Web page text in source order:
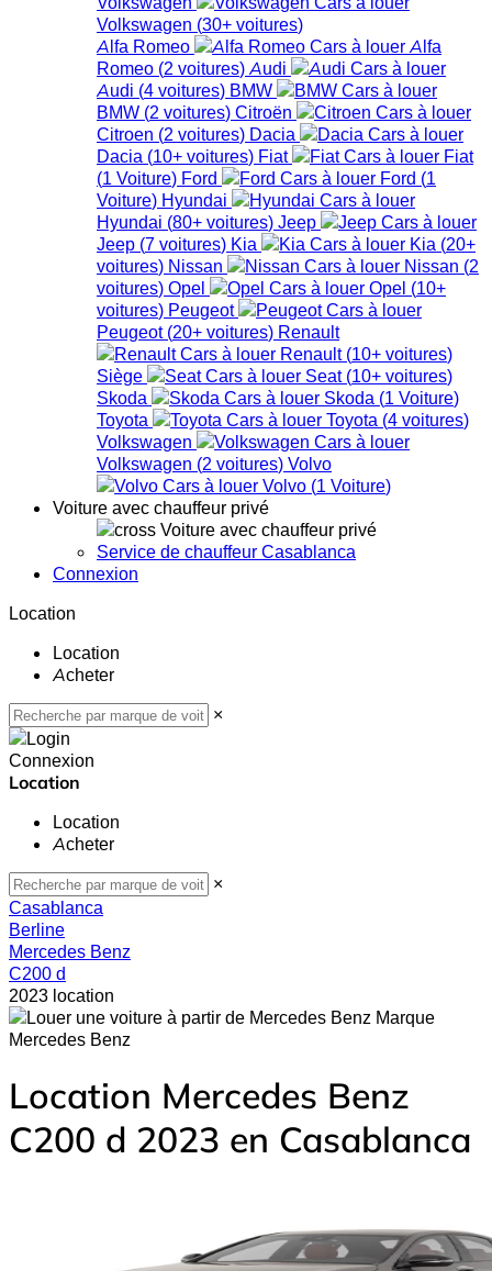
Volkswagen (30+ voitures)
Alfa Romeo
Alfa
Romeo (2 voitures) Audi
Audi (4 voitures) BMW
BMW (2 voitures) Citroën
Citroen (2 voitures) Dacia
Dacia (10+ voitures) Fiat
Fiat
(1 Voiture) Ford Ford (1
Voiture) Hyundai
Hyundai (80+ voitures) Jeep
Jeep (7 voitures) Kia Kia (20+
voitures) Nissan Nissan (2
voitures) Opel Opel (10+
voitures) Peugeot
Peugeot (20+ voitures) Renault
Renault (10+ voitures)
Siège
Seat (10+ voitures)
Skoda
Skoda (1 Voiture)
Toyota
Toyota (4 voitures)
Volkswagen
Volkswagen (2 voitures) Volvo
Volvo (1 Voiture)
Voiture avec chauffeur privé
Voiture avec chauffeur privé
Service de chauffeur Casablanca
Connexion
Location
Location
Acheter
×
Connexion
Location
Location
Acheter
×
Casablanca
Berline
Mercedes Benz
C200 d
2023 location
Mercedes Benz
Location Mercedes Benz
C200 d 2023 en Casablanca